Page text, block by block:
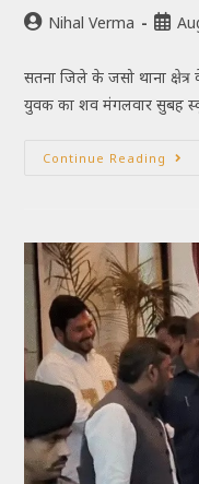
Nihal Verma
सतना जिले के जसो थाना
युवक का शव मंगलवार सुबह
Continue Reading